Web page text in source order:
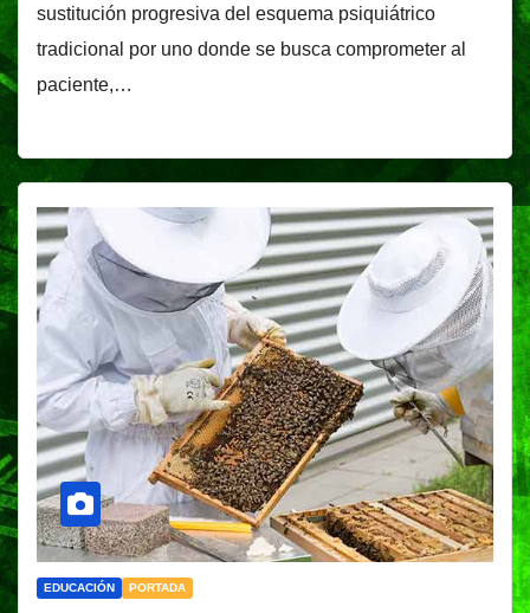
sustitución progresiva del esquema psiquiátrico
tradicional por uno donde se busca comprometer al
paciente,…
EDUCACIÓN PORTADA